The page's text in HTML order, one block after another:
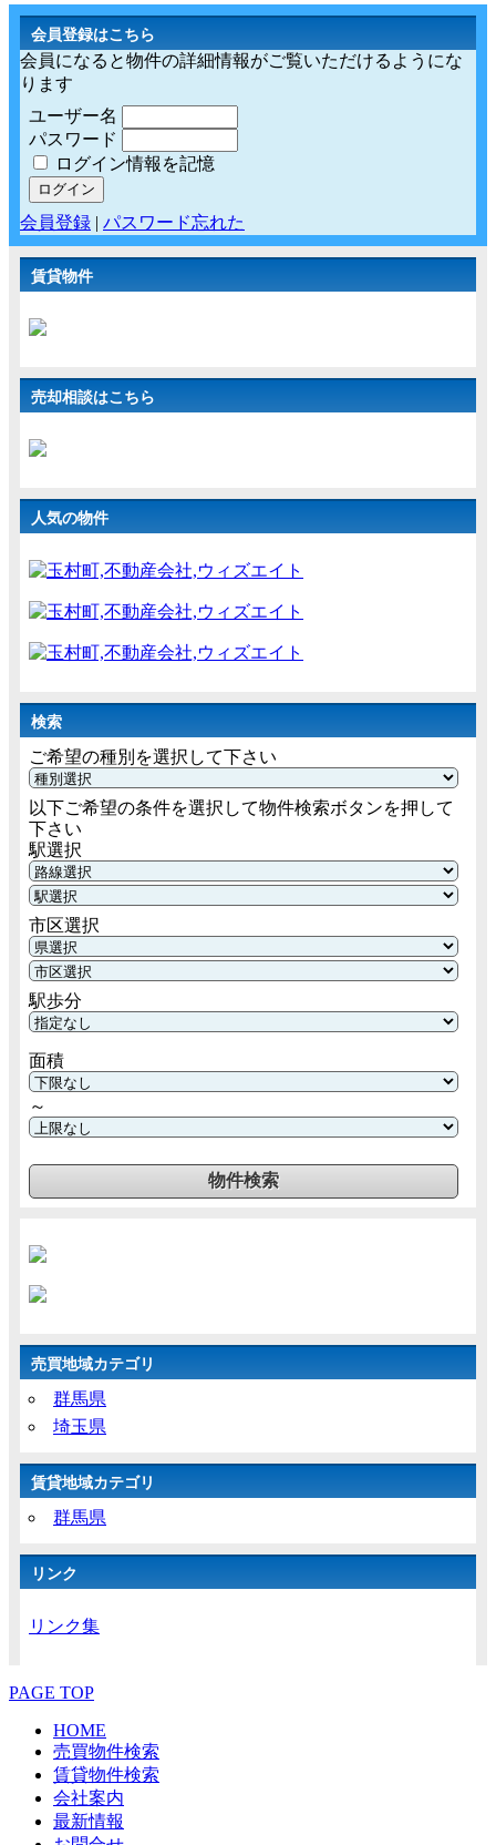
会員登録はこちら
会員になると物件の詳細情報がご覧いただけるようにな
ります
ユーザー名
パスワード
ログイン情報を記憶
会員登録 | パスワード忘れた
賃貸物件
売却相談はこちら
人気の物件
検索
ご希望の種別を選択して下さい
以下ご希望の条件を選択して物件検索ボタンを押して
下さい
駅選択
市区選択
駅歩分
面積
～
売買地域カテゴリ
群馬県
埼玉県
賃貸地域カテゴリ
群馬県
リンク
リンク集
PAGE TOP
HOME
売買物件検索
賃貸物件検索
会社案内
最新情報